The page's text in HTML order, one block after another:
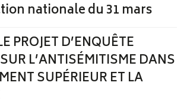
nationale du 31 mars
PROJET D’ENQUÊTE
L’ANTISÉMITISME DANS
SUPÉRIEUR ET LA